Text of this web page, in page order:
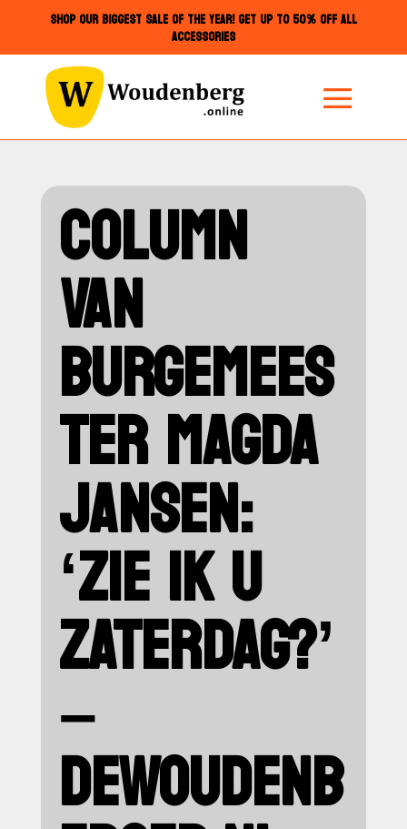
SHOP OUR BIGGEST SALE OF THE YEAR! GET UP TO 50% OFF ALL
ACCESSORIES
COLUMN
VAN
BURGEMEES
TER MAGDA
JANSEN:
‘ZIE IK U
ZATERDAG?’
–
DEWOUDENB